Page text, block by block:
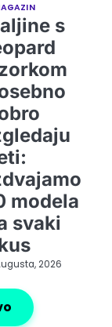
s
modela
svaki
2026